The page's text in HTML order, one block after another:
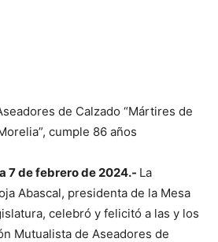
de Calzado “Mártires de
cumple 86 años
7 de febrero de 2024.- La
Abascal, presidenta de la Mesa
celebró y felicitó a las y los
Mutualista de Aseadores de